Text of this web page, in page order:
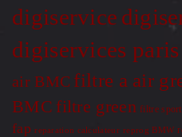
digiservice
digiservices paris
air BMC filtre a air
BMC filtre green filtre sport
fap reparation calculateur reprog BMW